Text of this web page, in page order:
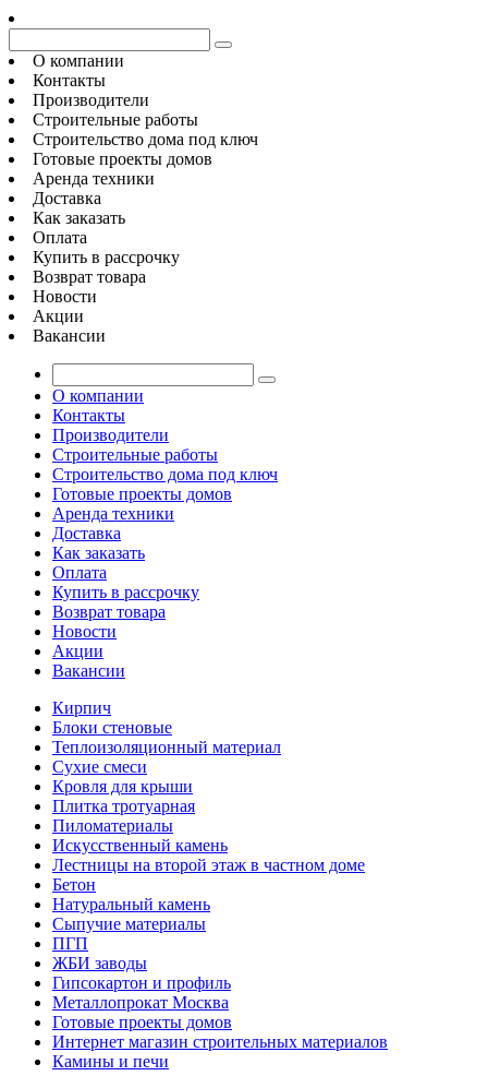
О компании
Контакты
Производители
Строительные работы
Строительство дома под ключ
Готовые проекты домов
Аренда техники
Доставка
Как заказать
Оплата
Купить в рассрочку
Возврат товара
Новости
Акции
Вакансии
О компании
Контакты
Производители
Строительные работы
Строительство дома под ключ
Готовые проекты домов
Аренда техники
Доставка
Как заказать
Оплата
Купить в рассрочку
Возврат товара
Новости
Акции
Вакансии
Кирпич
Блоки стеновые
Теплоизоляционный материал
Сухие смеси
Кровля для крыши
Плитка тротуарная
Пиломатериалы
Искусственный камень
Лестницы на второй этаж в частном доме
Бетон
Натуральный камень
Сыпучие материалы
ПГП
ЖБИ заводы
Гипсокартон и профиль
Металлопрокат Москва
Готовые проекты домов
Интернет магазин строительных материалов
Камины и печи